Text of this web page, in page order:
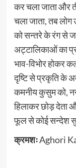
कर चला जाता और
चला जाता, तब
को सन्तरे के रंग से
अट्टालिकाओं का
भाव-विभोर होकर
दृष्टि से प्रकृति के
कमनीय कुसुम को,
हिलाकर छोड़
फूल से कोई सन्देश
क्रमशःAghori